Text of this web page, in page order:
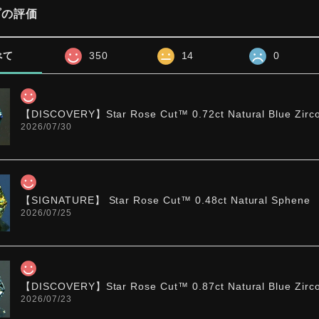
評価
て 350 14 0
【DISCOVERY】Star Rose Cut™️ 0.72ct Natural Blue
2026/07/30
【SIGNATURE】 Star Rose Cut™️ 0.48ct Natural Sphene
2026/07/25
【DISCOVERY】Star Rose Cut™️ 0.87ct Natural Blue
2026/07/23